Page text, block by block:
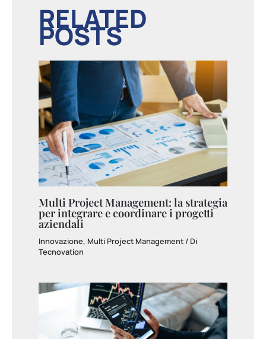
RELATED
POSTS
Multi Project Management: la strategia
per integrare e coordinare i progetti
aziendali
Innovazione, Multi Project Management / Di
Tecnovation